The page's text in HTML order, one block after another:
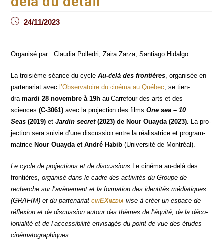
Post24/11/2023
Orga­ni­sé par : Clau­dia Pol­le­dri, Zai­ra Zar­za, San­tia­go Hidalgo
La troi­sième séance du cycleAu-delà des fron­tières, orga­ni­sée en
par­te­na­riat avec l’Observatoire du ciné­ma au Qué­bec, se tien­
dramar­di 28 novembre à 19hau Car­re­four des arts et des
sciences(C-3061)avec la pro­jec­tion des filmsOne sea – 10
Seas(2019) etJar­din secret(2023) de Nour Ouay­da (2023). La pro­
jec­tion sera sui­vie d’une dis­cus­sion entre la réa­li­sa­trice et pro­gram­
ma­trice Nour Ouay­da et André Habib (Uni­ver­si­té de Montréal).
Le cycle de pro­jec­tions et de dis­cus­sions Le ciné­ma au-delà des
fron­tières, orga­ni­sé dans le cadre des acti­vi­tés du Groupe de
recherche sur l’avènement et la for­ma­tion des iden­ti­tés média­tiques
(GRAFIM) et du par­te­na­riatcinEXmedia vise à créer un espace de
réflexion et de dis­cus­sion autour des thèmes de l’équité, de la déco­
lo­nia­li­té et de l’accessibilité envi­sa­gés du point de vue des études
cinématographiques.